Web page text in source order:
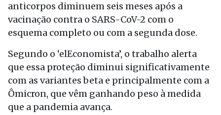
anticorpos diminuem seis meses após a
vacinação contra o SARS-CoV-2 com o
esquema completo ou com a segunda dose.
Segundo o ‘elEconomista’, o trabalho alerta
que essa proteção diminui significativamente
com as variantes beta e principalmente com a
Ômicron, que vêm ganhando peso à medida
que a pandemia avança.